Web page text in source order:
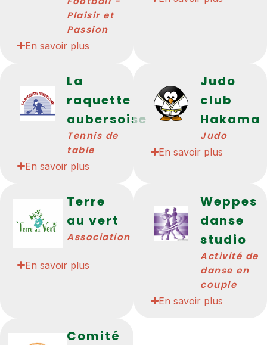
Plaisir et
Passion
En savoir plus
La
raquette
aubersoise
Tennis de
table
En savoir plus
Judo
club
Hakama
Judo
En savoir plus
Terre
au vert
Association
En savoir plus
Weppes
danse
studio
Activité de
danse en
couple
En savoir plus
Comité